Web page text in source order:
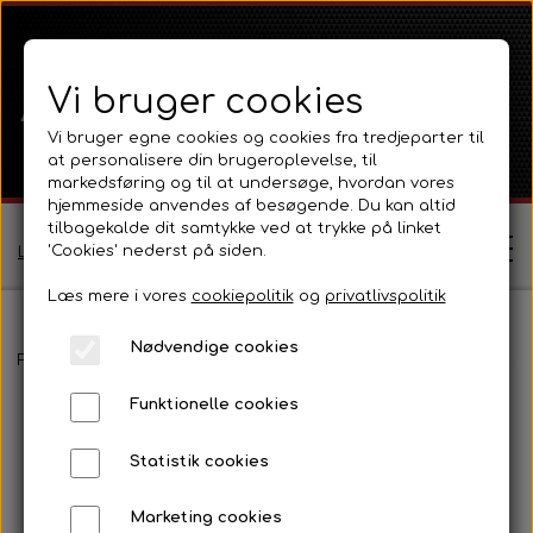
Log ind / Opret profil
Kontakt
Forside Ferguson TE20 Serie
Vi bruger cookies
Vi bruger egne cookies og cookies fra tredjeparter til
at personalisere din brugeroplevelse, til
markedsføring og til at undersøge, hvordan vores
hjemmeside anvendes af besøgende. Du kan altid
tilbagekalde dit samtykke ved at trykke på linket
'Cookies' nederst på siden.
Læs mere i vores cookiepolitikog privatlivspolitik
Nødvendige cookies
Funktionelle cookies
Statistik cookies
Marketing cookies